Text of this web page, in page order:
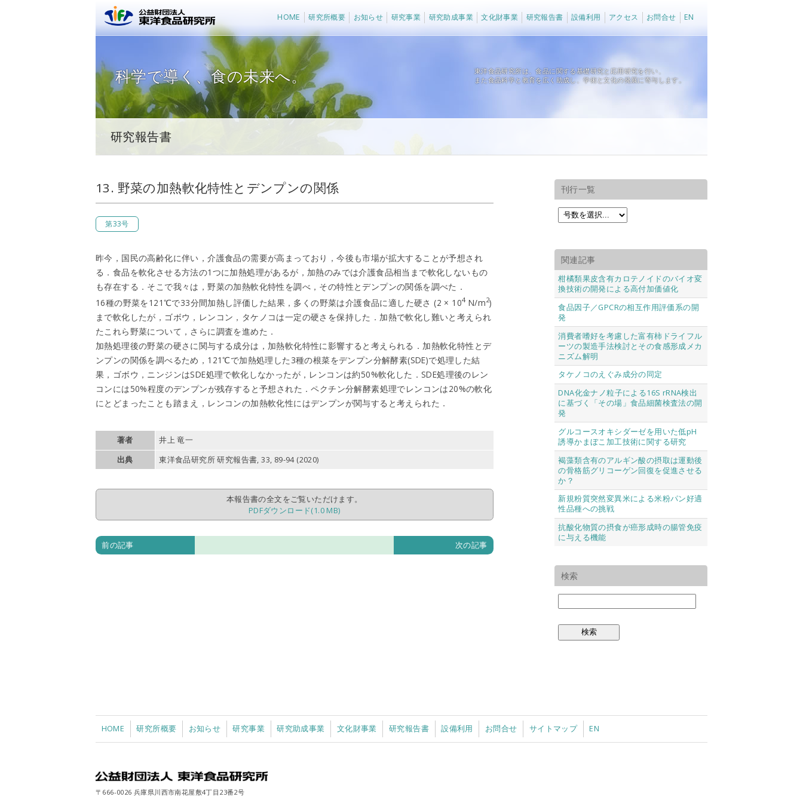
公益財団法人 東洋食品研究所
HOME 研究所概要 お知らせ 研究事業 研究助成事業 文化財事業 研究報告書 設備利用 アクセス お問合せ EN
科学で導く、食の未来へ。
東洋食品研究所は、食品に関する基礎研究と応用研究を行い、
また食品科学と教育を広く助成し、学術と文化の発展に寄与します。
研究報告書
13. 野菜の加熱軟化特性とデンプンの関係
第33号
昨今，国民の高齢化に伴い，介護食品の需要が高まっており，今後も市場が拡大することが予想され
る．食品を軟化させる方法の1つに加熱処理があるが，加熱のみでは介護食品相当まで軟化しないもの
も存在する．そこで我々は，野菜の加熱軟化特性を調べ，その特性とデンプンの関係を調べた．
16種の野菜を121℃で33分間加熱し評価した結果，多くの野菜は介護食品に適した硬さ (2 × 104N/m2)
まで軟化したが，ゴボウ，レンコン，タケノコは一定の硬さを保持した．加熱で軟化し難いと考えられ
たこれら野菜について，さらに調査を進めた．
加熱処理後の野菜の硬さに関与する成分は，加熱軟化特性に影響すると考えられる．加熱軟化特性とデ
ンプンの関係を調べるため，121℃で加熱処理した3種の根菜をデンプン分解酵素(SDE)で処理した結
果，ゴボウ，ニンジンはSDE処理で軟化しなかったが，レンコンは約50%軟化した．SDE処理後のレン
コンには50%程度のデンプンが残存すると予想された．ペクチン分解酵素処理でレンコンは20%の軟化
にとどまったことも踏まえ，レンコンの加熱軟化性にはデンプンが関与すると考えられた．
著者
井上 竜一
出典
東洋食品研究所 研究報告書, 33, 89-94 (2020)
本報告書の全文をご覧いただけます。
PDFダウンロード(1.0 MB)
前の記事 次の記事
刊行一覧
関連記事
柑橘類果皮含有カロテノイドのバイオ変
換技術の開発による高付加価値化
食品因子／GPCRの相互作用評価系の開
発
消費者嗜好を考慮した富有柿ドライフル
ーツの製造手法検討とその食感形成メカ
ニズム解明
タケノコのえぐみ成分の同定
DNA化金ナノ粒子による16S rRNA検出
に基づく「その場」食品細菌検査法の開
発
グルコースオキシダーゼを用いた低pH
誘導かまぼこ加工技術に関する研究
褐藻類含有のアルギン酸の摂取は運動後
の骨格筋グリコーゲン回復を促進させる
か？
新規粉質突然変異米による米粉パン好適
性品種への挑戦
抗酸化物質の摂食が癌形成時の腸管免疫
に与える機能
検索
HOME 研究所概要 お知らせ 研究事業 研究助成事業 文化財事業 研究報告書 設備利用 お問合せ サイトマップ EN
〒666-0026 兵庫県川西市南花屋敷4丁目23番2号